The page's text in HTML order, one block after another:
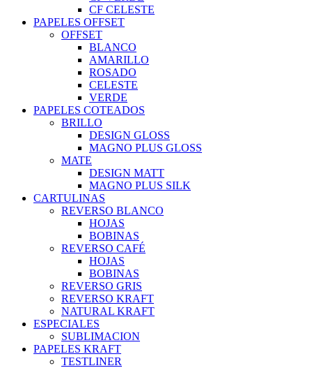
CF CELESTE
PAPELES OFFSET
OFFSET
BLANCO
AMARILLO
ROSADO
CELESTE
VERDE
PAPELES COTEADOS
BRILLO
DESIGN GLOSS
MAGNO PLUS GLOSS
MATE
DESIGN MATT
MAGNO PLUS SILK
CARTULINAS
REVERSO BLANCO
HOJAS
BOBINAS
REVERSO CAFÉ
HOJAS
BOBINAS
REVERSO GRIS
REVERSO KRAFT
NATURAL KRAFT
ESPECIALES
SUBLIMACION
PAPELES KRAFT
TESTLINER